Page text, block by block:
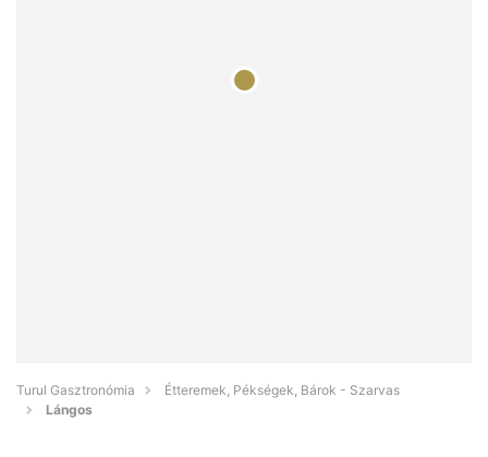
Turul Gasztronómia
Étteremek, Pékségek, Bárok - Szarvas
Lángos